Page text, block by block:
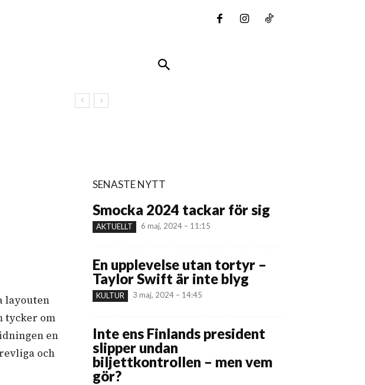
layouten
tycker om
en
och
SENASTE NYTT
Smocka 2024 tackar för sig
AKTUELLT 6 maj, 2024 – 11:15
En upplevelse utan tortyr –
Taylor Swift är inte blyg
KULTUR 3 maj, 2024 – 14:45
Inte ens Finlands president
slipper undan
biljettkontrollen – men vem
gör?